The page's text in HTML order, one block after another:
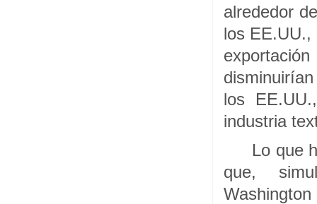
alrededor
los
los
industria
Lo que
que,